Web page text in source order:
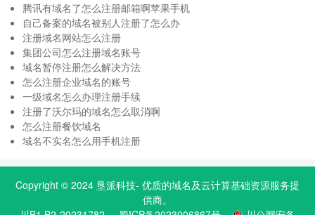
腾讯有域名了怎么注册邮箱啊苹果手机
自己备案的域名被别人注册了怎么办
注册域名网站怎么注册
集团公司怎么注册域名账号
域名暂停注册怎么解决方法
怎么注册企业域名的账号
一级域名怎么办理注册手续
注册了沃尔玛的域名怎么取消啊
怎么注册餐饮域名
域名不实名怎么用手机注册
Copyright © 2024 垦派科技- 优质的域名及云计算基础资源服务提
供商。